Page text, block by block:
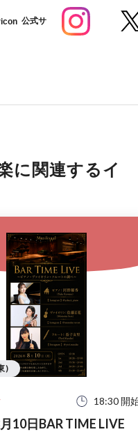
公式サ
に関連するイ
18:30 開
10日BAR TIME LIVE
)